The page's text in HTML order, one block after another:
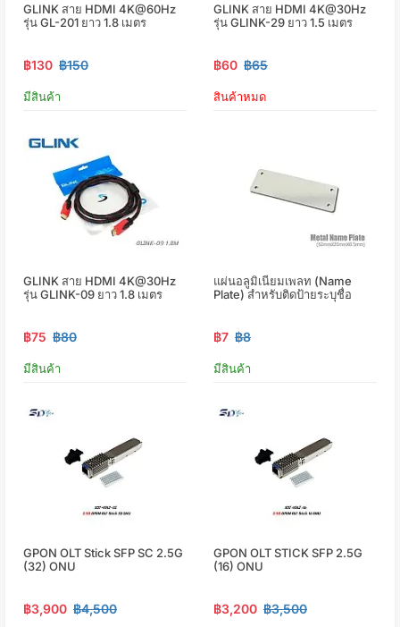
GLINK สาย HDMI 4K@60Hz
รุ่น GL-201 ยาว 1.8 เมตร
฿130 ฿150
มีสินค้า
GLINK สาย HDMI 4K@30Hz
รุ่น GLINK-29 ยาว 1.5 เมตร
฿60 ฿65
สินค้าหมด
GLINK สาย HDMI 4K@30Hz
รุ่น GLINK-09 ยาว 1.8 เมตร
฿75 ฿80
มีสินค้า
แผ่นอลูมิเนียมเพลท (Name
Plate) สำหรับติดป้ายระบุชื่อ
฿7 ฿8
มีสินค้า
GPON OLT Stick SFP SC 2.5G
(32) ONU
฿3,900 ฿4,500
GPON OLT STICK SFP 2.5G
(16) ONU
฿3,200 ฿3,500